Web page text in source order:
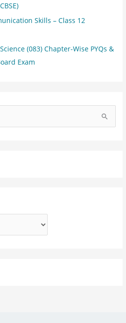
Skills – Class 12
(083) Chapter-Wise PYQs &
Exam